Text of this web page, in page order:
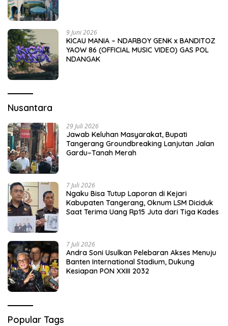
9 Juni 2026
KICAU MANIA – NDARBOY GENK x BANDITOZ
YAOW 86 (OFFICIAL MUSIC VIDEO) GAS POL
NDANGAK
Nusantara
29 Juli 2026
Jawab Keluhan Masyarakat, Bupati
Tangerang Groundbreaking Lanjutan Jalan
Gardu–Tanah Merah
7 Juli 2026
Ngaku Bisa Tutup Laporan di Kejari
Kabupaten Tangerang, Oknum LSM Diciduk
Saat Terima Uang Rp15 Juta dari Tiga Kades
7 Juli 2026
Andra Soni Usulkan Pelebaran Akses Menuju
Banten International Stadium, Dukung
Kesiapan PON XXIII 2032
Popular Tags